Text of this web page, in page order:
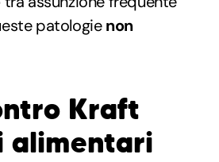
patologienon
Kraft
alimentari